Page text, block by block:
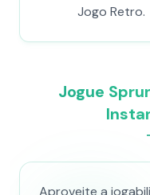
Jogo Retro.
Jogue
Aproveite a